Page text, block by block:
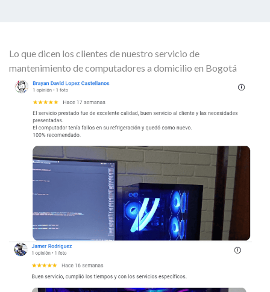
Lo que dicen los clientes de nuestro servicio de
mantenimiento de computadores a domicilio en Bogotá